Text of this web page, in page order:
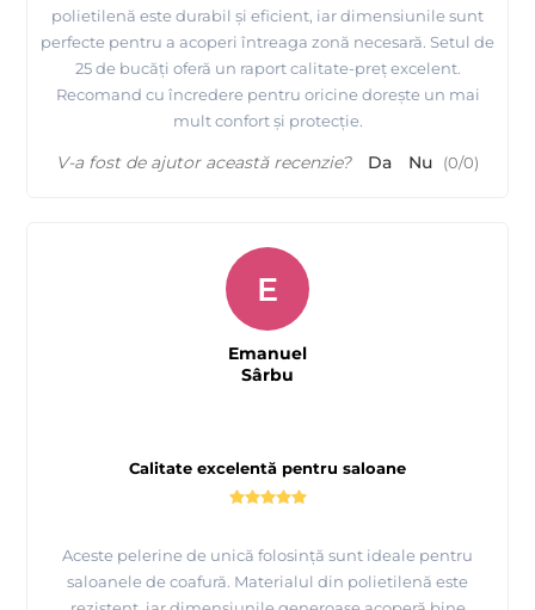
polietilenă este durabil și eficient, iar dimensiunile sunt
perfecte pentru a acoperi întreaga zonă necesară. Setul de
25 de bucăți oferă un raport calitate-preț excelent.
Recomand cu încredere pentru oricine dorește un mai
mult confort și protecție.
V-a fost de ajutor această recenzie? Da Nu (0/0)
Calitate excelentă pentru saloane
Aceste pelerine de unică folosință sunt ideale pentru
saloanele de coafură. Materialul din polietilenă este
E
Emanuel
Sârbu